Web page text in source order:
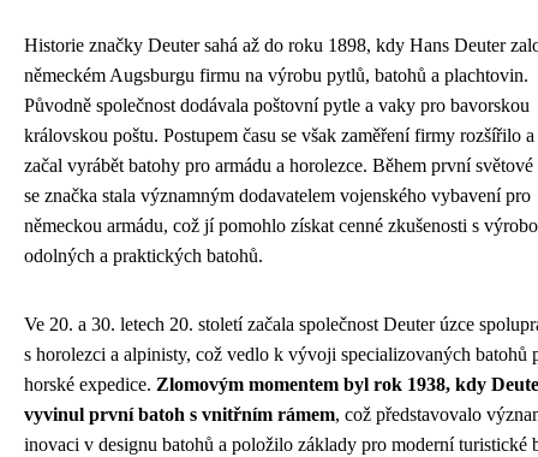
Historie značky Deuter sahá až do roku 1898, kdy Hans Deuter
německém Augsburgu firmu na výrobu pytlů, batohů a plachtovin.
Původně společnost dodávala poštovní pytle a vaky pro bavorskou
královskou poštu. Postupem času se však zaměření firmy rozšířilo
začal vyrábět batohy pro armádu a horolezce. Během první
se značka stala významným dodavatelem vojenského vybavení pro
německou armádu, což jí pomohlo získat cenné zkušenosti s
odolných a praktických batohů.
Ve 20. a 30. letech 20. století začala společnost Deuter úzce
s horolezci a alpinisty, což vedlo k vývoji specializovaných batohů
horské expedice. Zlomovým momentem byl rok 1938, kdy
vyvinul první batoh s vnitřním rámem, což představovalo
inovaci v designu batohů a položilo základy pro moderní turistické